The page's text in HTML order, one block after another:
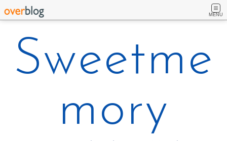
MENU
Sweetme
mory